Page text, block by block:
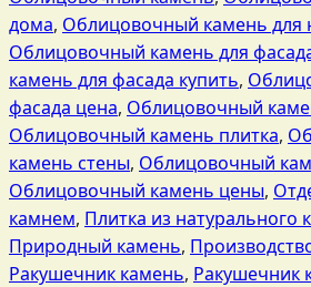
дома, Облицовочный камень для
Облицовочный камень для
камень для фасада купить,
фасада цена, Облицовочный
Облицовочный камень плитка,
камень стены, Облицовочный
Облицовочный камень цены,
камнем, Плитка из натурального
Природный камень,
Ракушечник камень, Ракушечник